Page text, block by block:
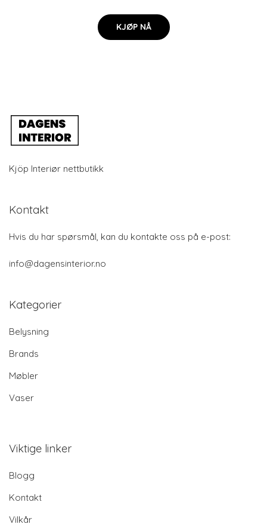
KJØP NÅ
Kjöp Interiør nettbutikk
Kontakt
Hvis du har spørsmål, kan du kontakte oss på e-post:
info@dagensinterior.no
Kategorier
Belysning
Brands
Møbler
Vaser
Viktige linker
Blogg
Kontakt
Vilkår